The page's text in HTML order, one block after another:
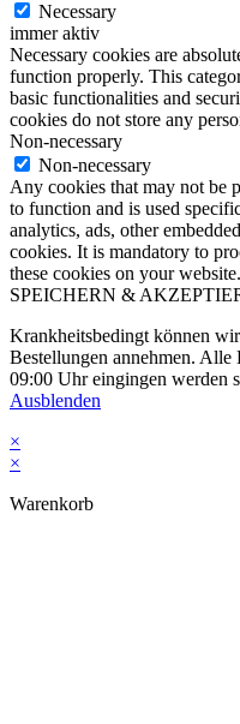
Necessary
immer aktiv
Necessary cookies are
function properly. This
basic functionalities and
cookies do not store any
Non-necessary
Non-necessary
Any cookies that may not be
to function and is used
analytics, ads, other
cookies. It is mandatory to
these cookies on your website.
SPEICHERN &
Krankheitsbedingt können
Bestellungen annehmen.
09:00 Uhr eingingen werden
Ausblenden
×
×
Warenkorb